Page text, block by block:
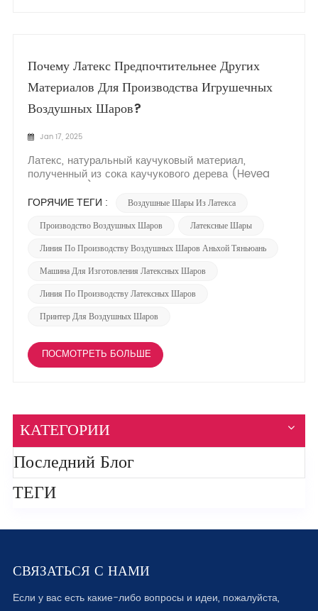
Почему Латекс Предпочтительнее Других
Материалов Для Производства Игрушечных
Воздушных Шаров?
Jan 17, 2025
Латекс, натуральный каучуковый материал,
полученный из сока каучукового дерева (Hevea
brasiliensis), уже давно пользуется популярностью
в производстве игрушечных воздушных шаров
многочисленным преимуществам по сравнению с
другими материалами. Одной из основных...
ГОРЯЧИЕ ТЕГИ : Воздушные Шары Из Латекса
Производство Воздушных Шаров Латексные Шары
Линия По Производству Воздушных Шаров Аньхой Тяньюань
Машина Для Изготовления Латексных Шаров
Линия По Производству Латексных Шаров
Принтер Для Воздушных Шаров
ПОСМОТРЕТЬ БОЛЬШЕ
КАТЕГОРИИ
Последний Блог
ТЕГИ
СВЯЗАТЬСЯ С НАМИ
Если у вас есть какие-либо вопросы и идеи, пожалуйста,